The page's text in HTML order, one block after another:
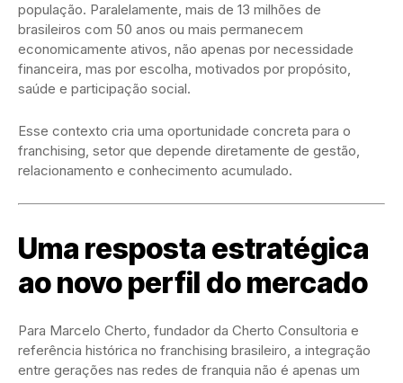
população. Paralelamente, mais de 13 milhões de
brasileiros com 50 anos ou mais permanecem
economicamente ativos, não apenas por necessidade
financeira, mas por escolha, motivados por propósito,
saúde e participação social.
Esse contexto cria uma oportunidade concreta para o
franchising, setor que depende diretamente de gestão,
relacionamento e conhecimento acumulado.
Uma resposta estratégica
ao novo perfil do mercado
Para Marcelo Cherto, fundador da Cherto Consultoria e
referência histórica no franchising brasileiro, a integração
entre gerações nas redes de franquia não é apenas um